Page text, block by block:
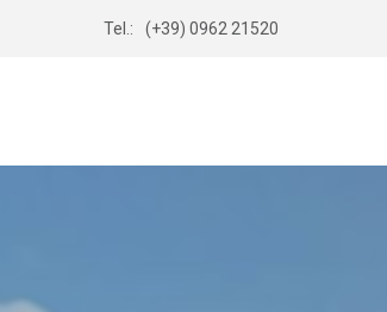
Tel.: (+39) 0962 21520